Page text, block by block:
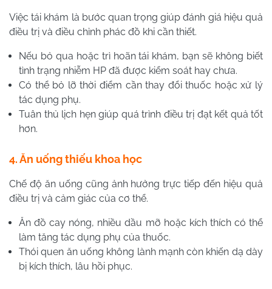
Việc tái khám là bước quan trọng giúp đánh giá hiệu quả
điều trị và điều chỉnh phác đồ khi cần thiết.
Nếu bỏ qua hoặc trì hoãn tái khám, bạn sẽ không biết
tình trạng nhiễm HP đã được kiểm soát hay chưa.
Có thể bỏ lỡ thời điểm cần thay đổi thuốc hoặc xử lý
tác dụng phụ.
Tuân thủ lịch hẹn giúp quá trình điều trị đạt kết quả tốt
hơn.
4. Ăn uống thiếu khoa học
Chế độ ăn uống cũng ảnh hưởng trực tiếp đến hiệu quả
điều trị và cảm giác của cơ thể.
Ăn đồ cay nóng, nhiều dầu mỡ hoặc kích thích có thể
làm tăng tác dụng phụ của thuốc.
Thói quen ăn uống không lành mạnh còn khiến dạ dày
bị kích thích, lâu hồi phục.